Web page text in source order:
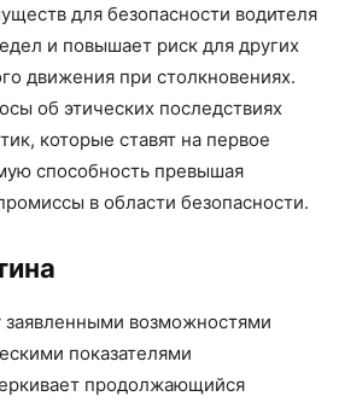
для безопасности водителя
и повышает риск для других
движения при столкновениях.
об этических последствиях
которые ставят на первое
способность превышая
в области безопасности.
возможностями
показателями
продолжающийся